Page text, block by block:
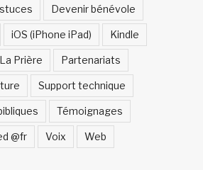
Devenir bénévole
iOS (iPhone iPad) Kindle
La Prière Partenariats
Support technique
Témoignages
@fr Voix Web